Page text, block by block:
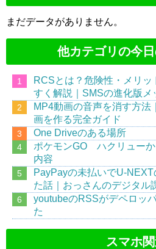
まだデータがありません。
他カテゴリの今
RCSとは？危険性・メリ
すく解説｜SMSの進化版メ
MP4動画の音声を消す方
画を作る完全ガイド
One Driveのある場所
ポケモンGO ハクリュー
内容
PayPayの未払いでU-
た話｜おっさんのデジタル
youtubeのRSSがデペロッ
た
スマホ